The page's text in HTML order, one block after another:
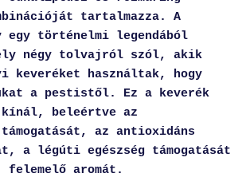
tartalmazza. A
egy történelmi legendából
négy tolvajról szól, akik
keveréket használtak, hogy
a pestistől. Ez a keverék
kínál, beleértve az
támogatását, az antioxidáns
a légúti egészség támogatását
felemelő aromát.